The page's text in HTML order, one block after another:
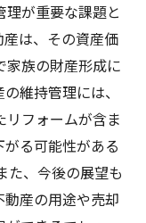
が重要な課題と
は、その資産価
家族の財産形成に
維持管理には、
フォームが含ま
る可能性がある
た、今後の展望も
産の用途や売却